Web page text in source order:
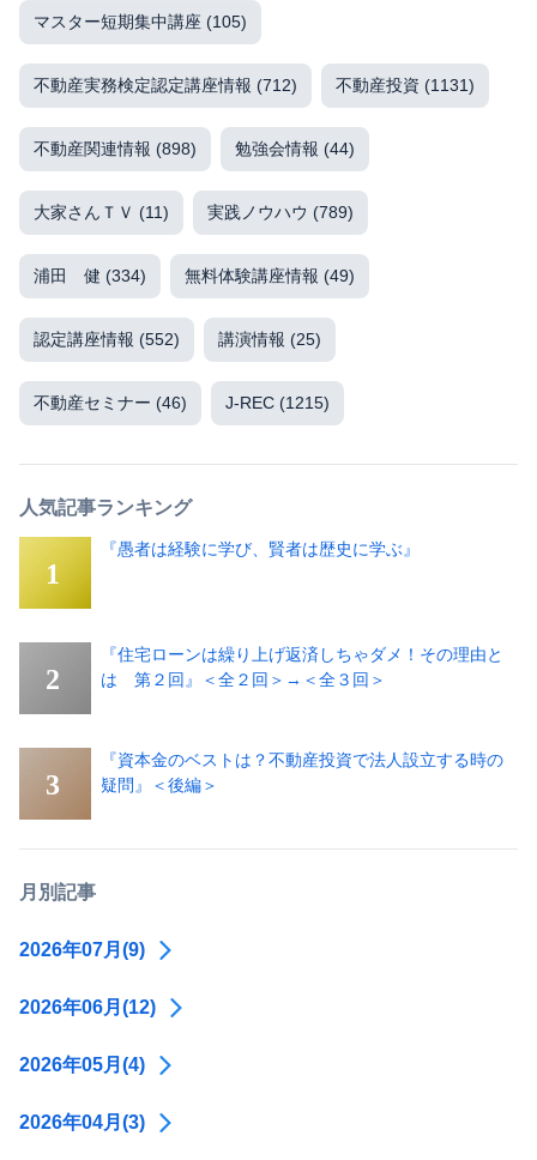
マスター短期集中講座 (105)
不動産実務検定認定講座情報 (712) 不動産投資 (1131)
不動産関連情報 (898) 勉強会情報 (44)
大家さんＴＶ (11) 実践ノウハウ (789)
浦田 健 (334) 無料体験講座情報 (49)
認定講座情報 (552) 講演情報 (25)
不動産セミナー (46) J-REC (1215)
人気記事ランキング
『愚者は経験に学び、賢者は歴史に学ぶ』
『住宅ローンは繰り上げ返済しちゃダメ！その理由と
は 第２回』＜全２回＞→＜全３回＞
『資本金のベストは？不動産投資で法人設立する時の
疑問』＜後編＞
月別記事
2026年07月(9)
2026年06月(12)
2026年05月(4)
2026年04月(3)